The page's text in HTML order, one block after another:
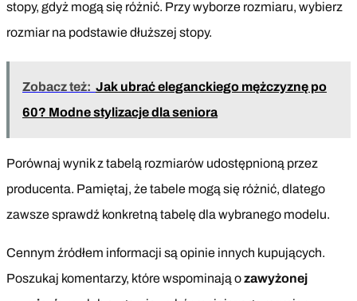
stopy, gdyż mogą się różnić. Przy wyborze rozmiaru, wybierz
rozmiar na podstawie dłuższej stopy.
Zobacz też: Jak ubrać eleganckiego mężczyznę po
60? Modne stylizacje dla seniora
Porównaj wynik z tabelą rozmiarów udostępnioną przez
producenta. Pamiętaj, że tabele mogą się różnić, dlatego
zawsze sprawdź konkretną tabelę dla wybranego modelu.
Cennym źródłem informacji są opinie innych kupujących.
Poszukaj komentarzy, które wspominają ozawyżonej